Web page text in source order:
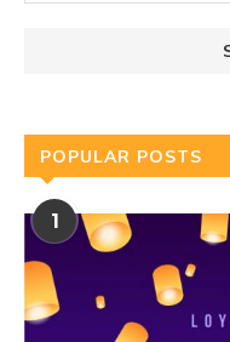
POPULAR POSTS
1